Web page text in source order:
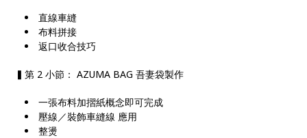
直線車縫
布料拼接
返口收合技巧
▍第 2 小節： AZUMA BAG 吾妻袋製作
一張布料加摺紙概念即可完成
壓線／裝飾車縫線 應用
整燙